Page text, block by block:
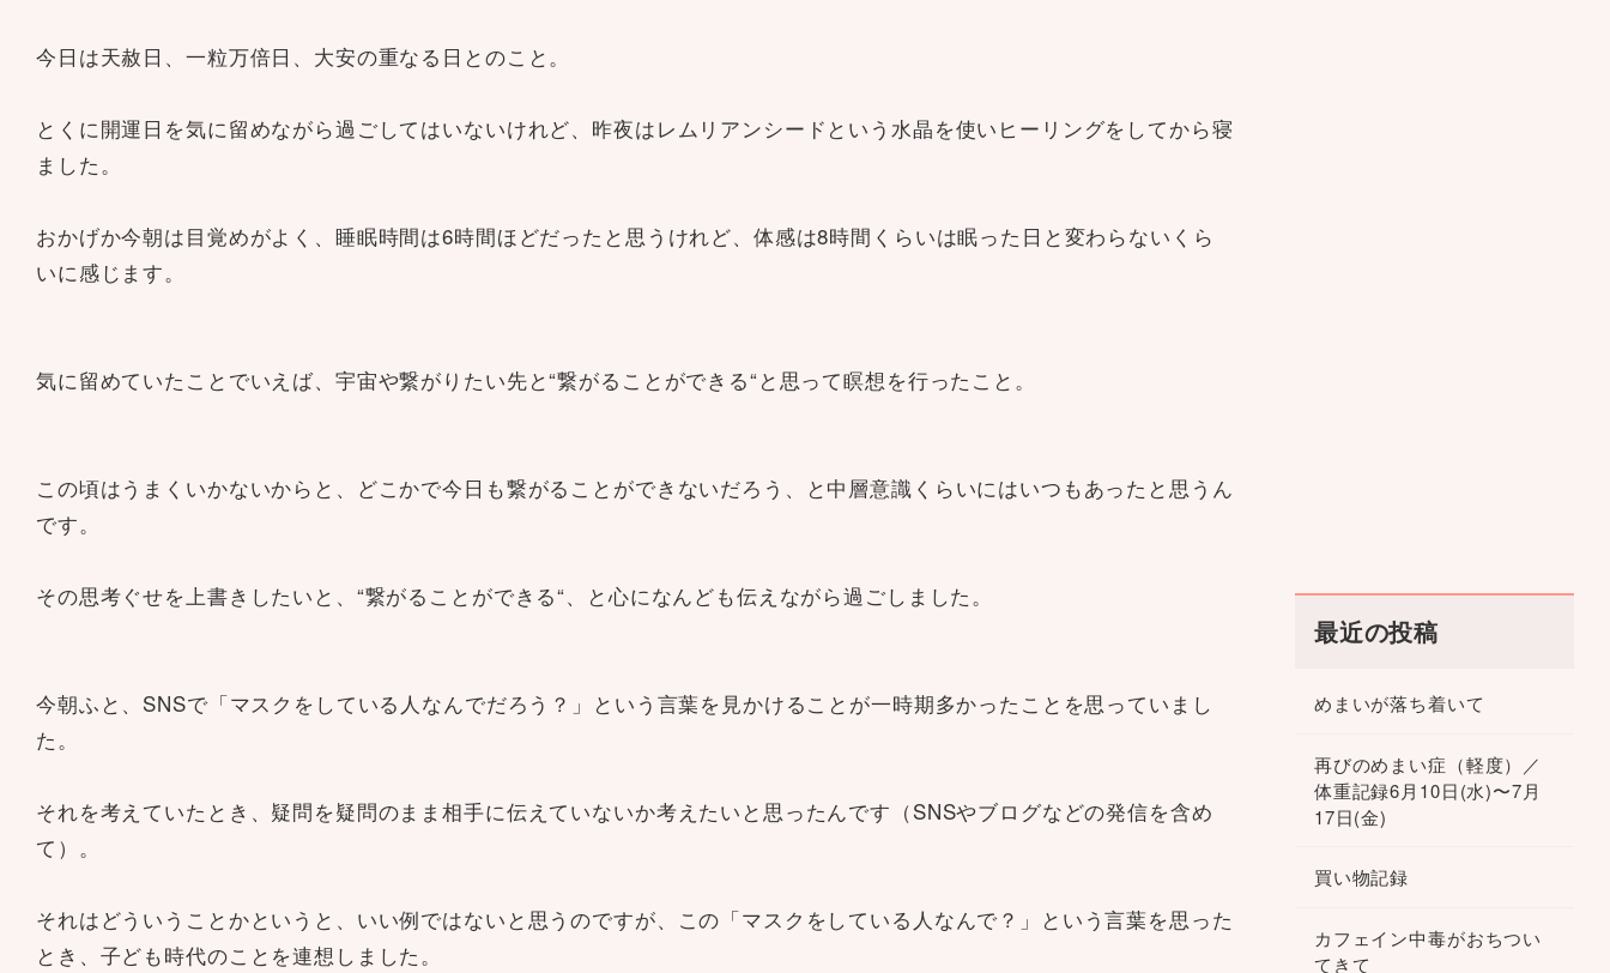
今日は天赦日、一粒万倍日、大安の重なる日とのこと。
とくに開運日を気に留めながら過ごしてはいないけれど、昨夜はレムリアンシードという水晶を使いヒーリングをしてから寝
ました。
おかげか今朝は目覚めがよく、睡眠時間は6時間ほどだったと思うけれど、体感は8時間くらいは眠った日と変わらないくら
いに感じます。
気に留めていたことでいえば、宇宙や繋がりたい先と“繋がることができる“と思って瞑想を行ったこと。
この頃はうまくいかないからと、どこかで今日も繋がることができないだろう、と中層意識くらいにはいつもあったと思うん
です。
その思考ぐせを上書きしたいと、“繋がることができる“、と心になんども伝えながら過ごしました。
今朝ふと、SNSで「マスクをしている人なんでだろう？」という言葉を見かけることが一時期多かったことを思っていまし
た。
それを考えていたとき、疑問を疑問のまま相手に伝えていないか考えたいと思ったんです（SNSやブログなどの発信を含め
て）。
それはどういうことかというと、いい例ではないと思うのですが、この「マスクをしている人なんで？」という言葉を思った
とき、子ども時代のことを連想しました。
最近の投稿
めまいが落ち着いて
再びのめまい症（軽度）／
体重記録6月10日(水)〜7月
17日(金)
買い物記録
カフェイン中毒がおちつい
てきて